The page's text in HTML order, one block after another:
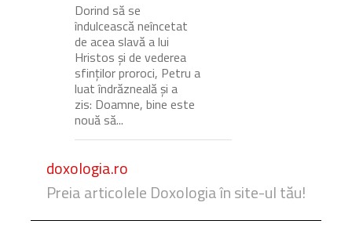
Dorind să se
îndulcească neîncetat
de acea slavă a lui
Hristos și de vederea
sfinților proroci, Petru a
luat îndrăzneală și a
zis: Doamne, bine este
nouă să...
doxologia.ro
Preia articolele Doxologia în site-ul tău!